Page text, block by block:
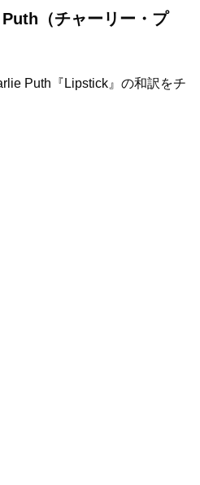
（チャーリー・プ
Puth『Lipstick』の和訳をチ